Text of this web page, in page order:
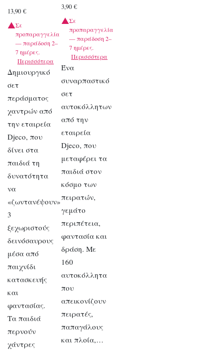
13,90 €
Σε
προπαραγγελία
— παράδοση 2–
7 ημέρες.
Περισσότερα
Δημιουργικό
σετ
περάσματος
χαντρών από
την εταιρεία
Djeco, που
δίνει στα
παιδιά τη
δυνατότητα
να
«ζωντανέψουν»
3
ξεχωριστούς
δεινόσαυρους
μέσα από
παιχνίδι
κατασκευής
και
φαντασίας.
Τα παιδιά
περνούν
χάντρες
3,90€
Σε
προπαραγγελία
— παράδοση 2–
7 ημέρες.
Περισσότερα
Ένα
συναρπαστικό
σετ
αυτοκόλλητων
από την
εταιρεία
Djeco, που
μεταφέρει τα
παιδιά στον
κόσμο των
πειρατών,
γεμάτο
περιπέτεια,
φαντασία και
δράση. Με
160
αυτοκόλλητα
που
απεικονίζουν
πειρατές,
παπαγάλους
και πλοία,…